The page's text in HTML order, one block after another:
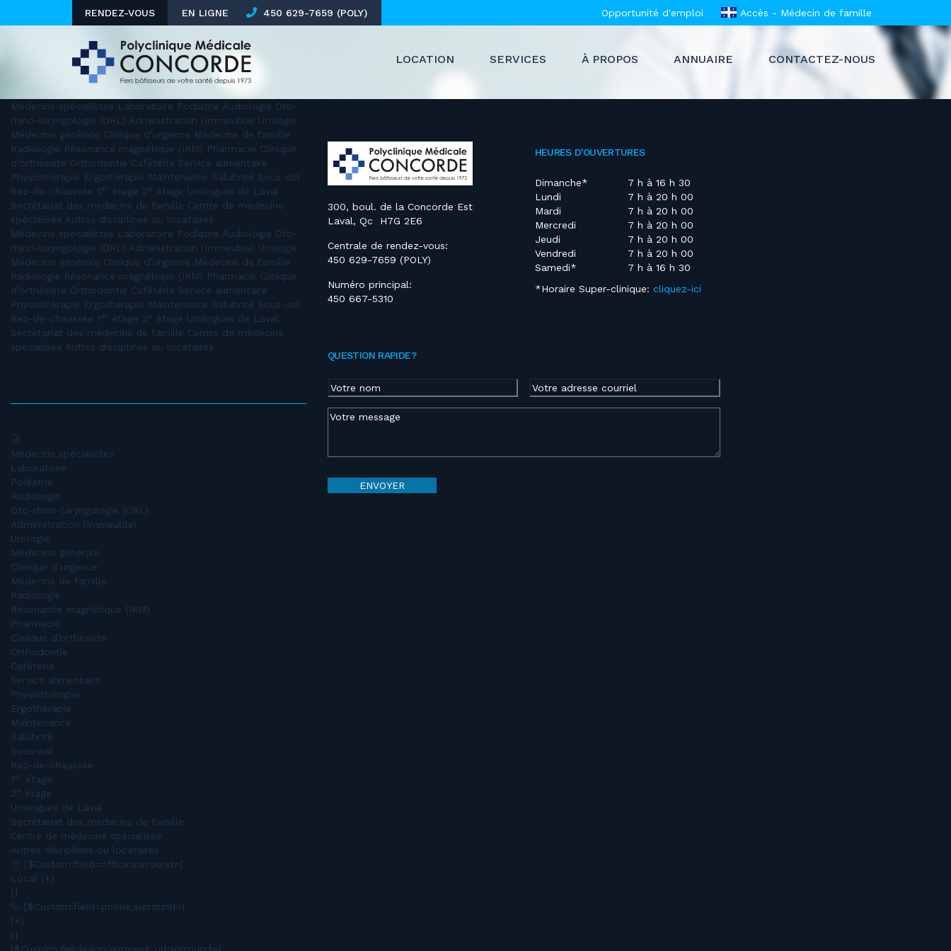
RENDEZ-VOUS EN LIGNE 450 629-7659 (POLY) Opportunité d'emploi Accès - Médecin de famille
LOCATION SERVICES À PROPOS ANNUAIRE CONTACTEZ-NOUS
Médecins spécialistes Laboratoire Podiatrie Audiologie Oto-
rhino-laryngologie (ORL) Administration (Immeuble) Urologie
Médecine générale Clinique d’urgence Médecins de famille
Radiologie Résonance magnétique (IRM) Pharmacie Clinique
d’orthésiste Orthodontie Cafétéria Service alimentaire
Physiothérapie Ergothérapie Maintenance Salubrité Sous-sol
Rez-de-chaussée 1er étage 2e étage Urologues de Laval
Secrétariat des médecins de famille Centre de médecine
spécialisée Autres disciplines ou locataires
Médecins spécialistes Laboratoire Podiatrie Audiologie Oto-
rhino-laryngologie (ORL) Administration (Immeuble) Urologie
Médecine générale Clinique d’urgence Médecins de famille
Radiologie Résonance magnétique (IRM) Pharmacie Clinique
d’orthésiste Orthodontie Cafétéria Service alimentaire
Physiothérapie Ergothérapie Maintenance Salubrité Sous-sol
Rez-de-chaussée 1er étage 2e étage Urologues de Laval
Secrétariat des médecins de famille Centre de médecine
spécialisée Autres disciplines ou locataires
Médecins spécialistes
Laboratoire
Podiatrie
Audiologie
Oto-rhino-laryngologie (ORL)
Administration (Immeuble)
Urologie
Médecine générale
Clinique d’urgence
Médecins de famille
Radiologie
Résonance magnétique (IRM)
Pharmacie
Clinique d’orthésiste
Orthodontie
Cafétéria
Service alimentaire
Physiothérapie
Ergothérapie
Maintenance
Salubrité
Sous-sol
Rez-de-chaussée
1er étage
2e étage
Urologues de Laval
Secrétariat des médecins de famille
Centre de médecine spécialisée
Autres disciplines ou locataires
[$Custom:field=office;surround={
Local (+)
}]
[$Custom:field=phone;surround={
(+)
}]
300, boul. de la Concorde Est
Laval, Qc H7G 2E6
Centrale de rendez-vous:
450 629-7659 (POLY)
Numéro principal:
450 667-5310
HEURES D'OUVERTURES
Dimanche*
7 h à 16 h 30
Lundi
7 h à 20 h 00
Mardi
7 h à 20 h 00
Mercredi
7 h à 20 h 00
Jeudi
7 h à 20 h 00
Vendredi
7 h à 20 h 00
Samedi*
7 h à 16 h 30
*Horaire Super-clinique: cliquez-ici
QUESTION RAPIDE?
Nom(Nécessaire) Courriel(Nécessaire)
Message(Nécessaire)
ENVOYER